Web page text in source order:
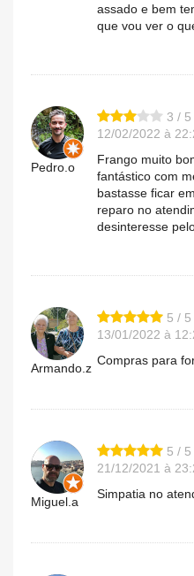
assado e bem
que vou ver o
Pedro.o
3 / 5
12/02/2022 à
Frango muito
fantástico com
bastasse ficar
reparo no
desinteresse
Armando.z
5 / 5
13/01/2022 à
Compras para
Miguel.a
5 / 5
21/12/2021 à
Simpatia no